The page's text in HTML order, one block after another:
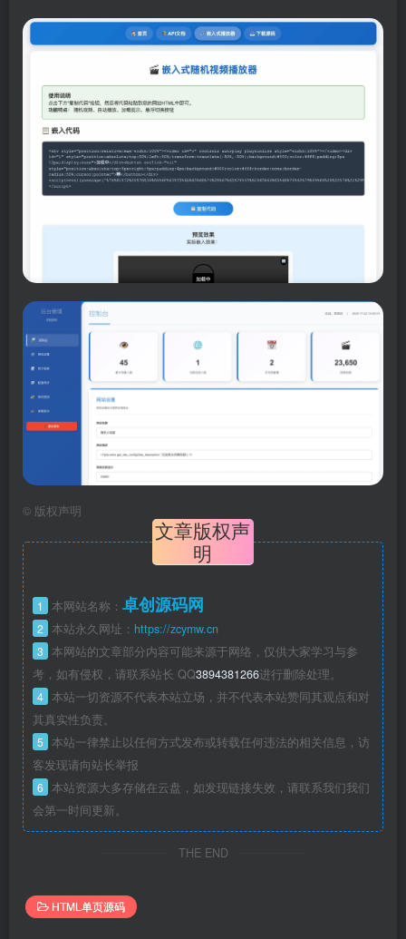
© 版权声明
文章版权声
明
1 本网站名称： 卓创源码网
2 本站永久网址： https://zcymw.cn
3 本网站的文章部分内容可能来源于网络，仅供大家学习与参
考，如有侵权，请联系站长 QQ3894381266进行删除处理。
4 本站一切资源不代表本站立场，并不代表本站赞同其观点和对
其真实性负责。
5 本站一律禁止以任何方式发布或转载任何违法的相关信息，访
客发现请向站长举报
6 本站资源大多存储在云盘，如发现链接失效，请联系我们我们
会第一时间更新。
THE END
HTML单页源码